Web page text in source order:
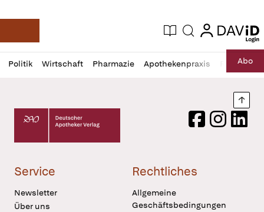
Deutsche Apotheker Zeitung
Aktuelle Ausgabe
Suche login
login
Politik Wirtschaft Pharmazie Apothekenpraxis RechtAbo
Profil
öffnen
Daz
Pur
Deutscher Apotheker Verlag Logo
FacebookInstagram
Service
Newsletter
Über uns
Rechtliches
Allgemeine
Geschäftsbedingungen